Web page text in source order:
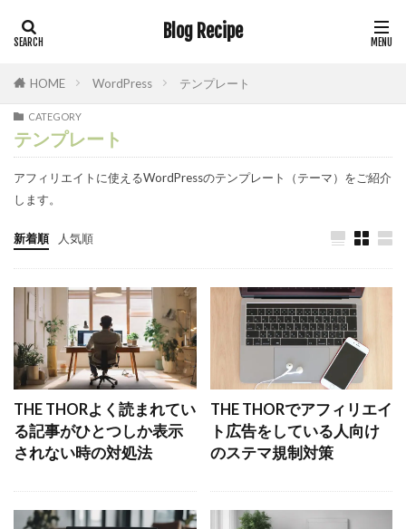
Blog Recipe
HOME WordPress テンプレート
CATEGORY
テンプレート
アフィリエイトに使えるWordPressのテンプレート（テーマ）をご紹介
します。
新着順 人気順
THE THORよく読まれてい
る記事がひとつしか表示
されない時の対処法
THE THORでアフィリエイ
ト広告をしている人向け
のステマ規制対策